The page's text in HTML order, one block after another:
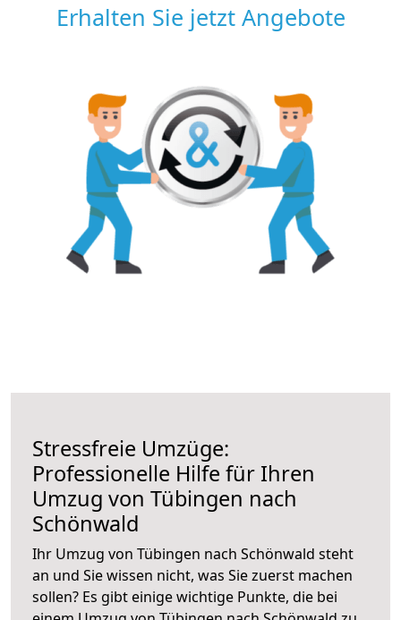
Erhalten Sie jetzt Angebote
Stressfreie Umzüge:
Professionelle Hilfe für Ihren
Umzug von Tübingen nach
Schönwald
Ihr Umzug von Tübingen nach Schönwald steht
an und Sie wissen nicht, was Sie zuerst machen
sollen? Es gibt einige wichtige Punkte, die bei